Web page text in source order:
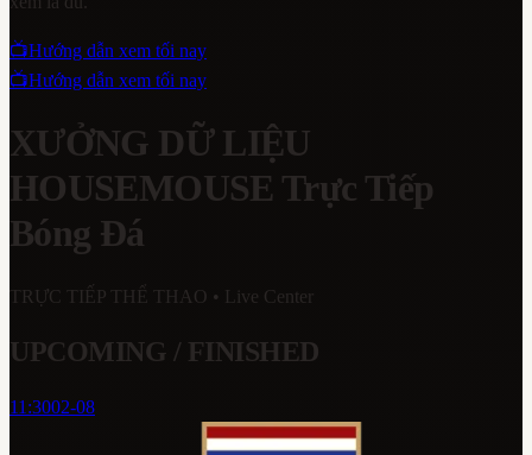
📺Hướng dẫn xem tối nay
📺Hướng dẫn xem tối nay
XƯỞNG DỮ LIỆU
HOUSEMOUSE Trực Tiếp
Bóng Đá
TRỰC TIẾP THỂ THAO • Live Center
UPCOMING / FINISHED
11:3002-08